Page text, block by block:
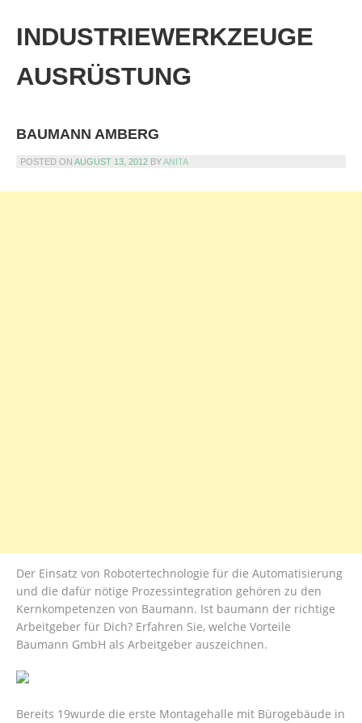
content
INDUSTRIEWERKZEUGE
AUSRÜSTUNG
BAUMANN AMBERG
POSTED ON AUGUST 13, 2012 BYANITA
Der Einsatz von Robotertechnologie für die Automatisierung
und die dafür nötige Prozessintegration gehören zu den
Kernkompetenzen von Baumann. Ist baumann der richtige
Arbeitgeber für Dich? Erfahren Sie, welche Vorteile
Baumann GmbH als Arbeitgeber auszeichnen.
Bereits 19wurde die erste Montagehalle mit Bürogebäude in